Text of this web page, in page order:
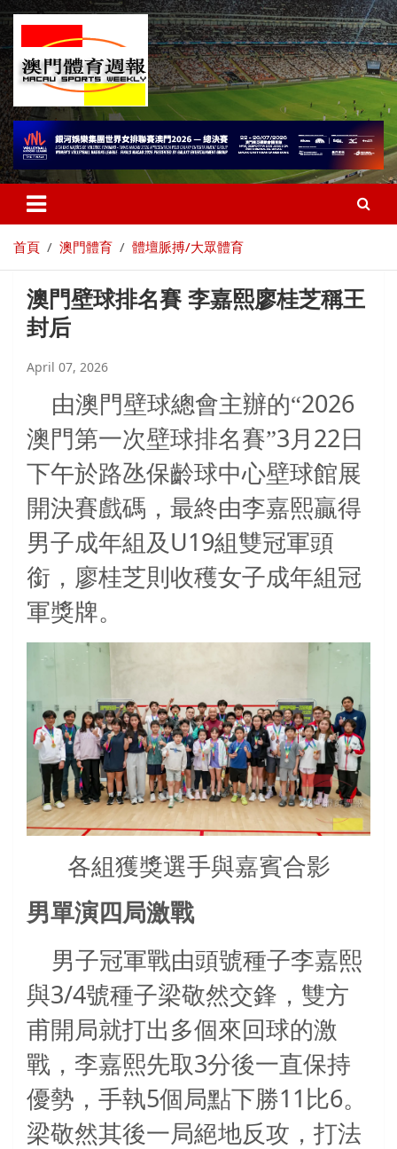
首頁 澳門體育 體壇脈搏/大眾體育
澳門壁球排名賽 李嘉熙廖桂芝稱王
封后
April 07, 2026
由澳門壁球總會主辦的“2026
澳門第一次壁球排名賽”3月 22 日
下午於路氹保齡球中心壁球館展
開決賽戲碼，最終由李嘉熙贏得
男子成年組及 U19組雙冠軍頭
銜，廖桂芝則收穫女子成年組冠
軍獎牌。
各組獲獎選手與嘉賓合影
男單演四局激戰
男子冠軍戰由頭號種子李嘉熙
與3/4號種子梁敬然交鋒，雙方
甫開局就打出多個來回球的激
戰，李嘉熙先取3分後一直保持
優勢，手執5個局點下勝11 比6。
梁敬然其後一局絕地反攻，打法